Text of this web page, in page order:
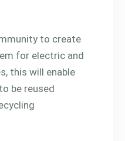
to create
for electric and
this will enable
be reused